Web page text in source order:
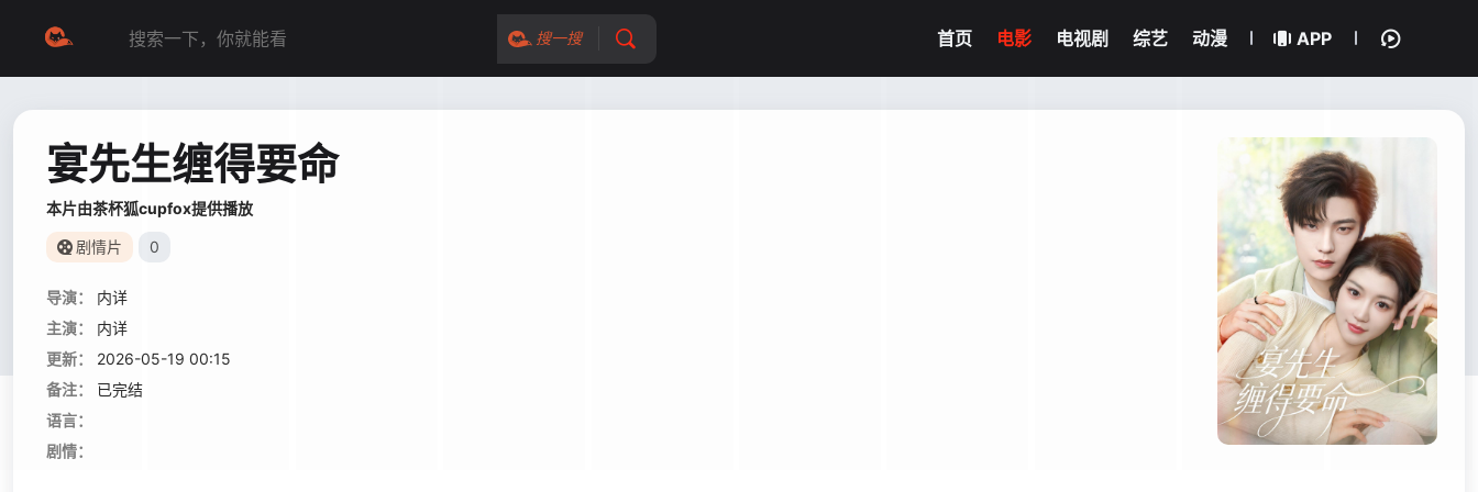
搜一搜 首页 电影 电视剧 综艺 动漫 APP
宴先生缠得要命
本片由茶杯狐cupfox提供播放
剧情片 0
导演：
内详
主演：
内详
更新：
2026-05-19 00:15
备注：
已完结
语言：
剧情：